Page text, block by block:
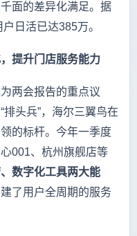
面的差异化满足。据
日活已达385万。
提升门店服务能力
两会报告的重点议
头兵”，海尔三翼鸟在
的标杆。今年一季度
001、杭州旗舰店等
数字化工具两大能
了用户全周期的服务